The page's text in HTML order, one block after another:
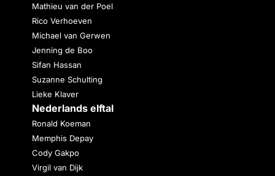
Mathieu van der Poel
Rico Verhoeven
Michael van Gerwen
Jenning de Boo
Sifan Hassan
Suzanne Schulting
Lieke Klaver
Nederlands elftal
Ronald Koeman
Memphis Depay
Cody Gakpo
Virgil van Dijk